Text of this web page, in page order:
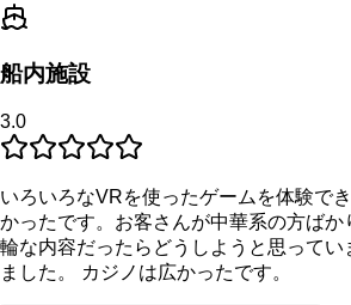
船内施設
3.0
いろいろなVRを使ったゲームを体験で
かったです。お客さんが中華系の方ばか
輪な内容だったらどうしようと思ってい
ました。 カジノは広かったです。